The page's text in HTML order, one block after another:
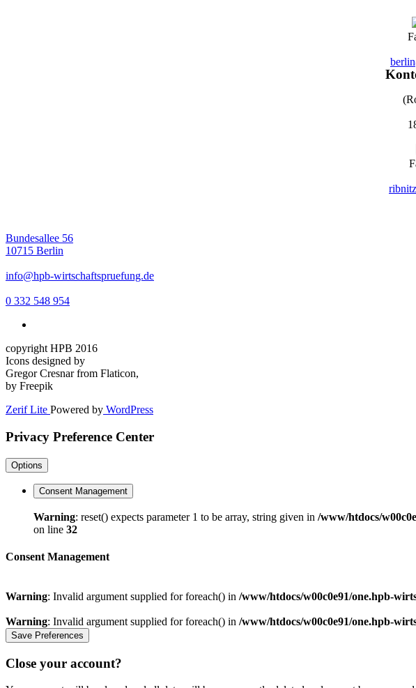
Bundesallee 56
10715 Berlin
info@hpb-wirtschaftspruefung.de
0 332 548 954
copyright HPB 2016
Icons designed by
Gregor Cresnar from Flaticon,
by Freepik
Zerif Lite Powered by WordPress
Privacy Preference Center
Options
Consent Management
Warning: reset() expects parameter 1 to be array, string given in /www/htdocs/
on line 32
Consent Management
Warning: Invalid argument supplied for foreach() in /www/htdocs/w00c0e91/one.hpb-
Warning: Invalid argument supplied for foreach() in /www/htdocs/w00c0e91/one.hpb-
Close your account?